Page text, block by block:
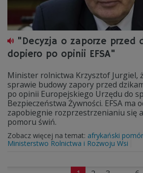
"Decyzja o zaporze przed
dopiero po opinii EFSA"
Minister rolnictwa Krzysztof Jurgiel,
sprawie budowy zapory przed
po opinii Europejskiego Urzędu do
Bezpieczeństwa Żywności. EFSA ma
zapobiegnie rozprzestrzenianiu się
pomoru świń.
Zobacz więcej na temat: afrykański
Ministerstwo Rolnictwa i Rozwoju Wsi